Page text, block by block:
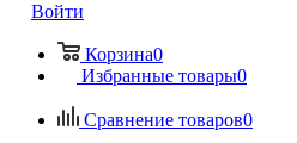
Войти
Корзина0
Избранные товары0
Сравнение товаров0